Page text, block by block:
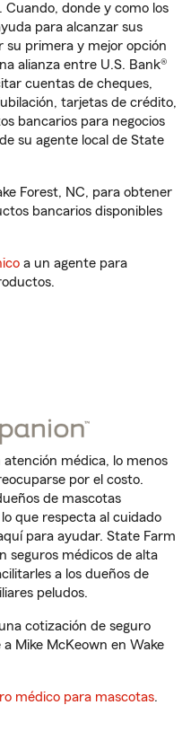
Cuando, donde y como los
para alcanzar sus
su primera y mejor opción
alianza entre U.S. Bank®
cuentas de cheques,
tarjetas de crédito,
bancarios para negocios
su agente local de State
Forest, NC, para obtener
bancarios disponibles
a un agente para
médica, lo menos
por el costo.
de mascotas
que respecta al cuidado
para ayudar. State Farm
seguros médicos de alta
a los dueños de
peludos.
cotización de seguro
Mike McKeown en Wake
médico para mascotas.